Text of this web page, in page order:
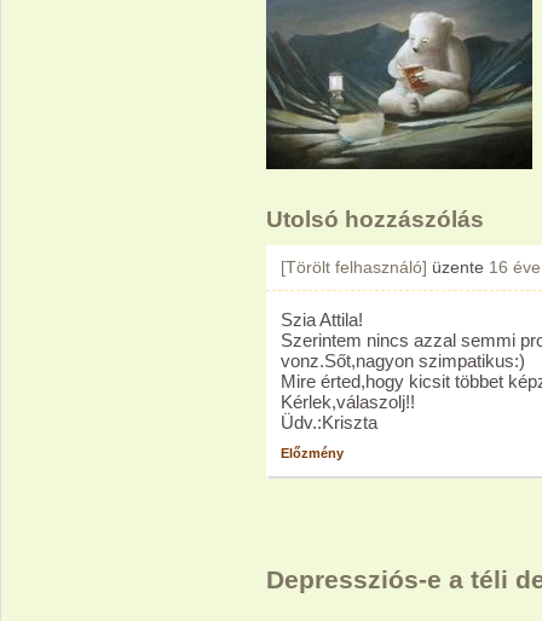
Utolsó hozzászólás
[Törölt felhasználó] üzente 16 éve
Szia Attila!
Szerintem nincs azzal semmi
vonz.Sőt,nagyon szimpatikus:)
Mire érted,hogy kicsit többet
Kérlek,válaszolj!!
Üdv.:Kriszta
Előzmény
Depressziós-e a téli